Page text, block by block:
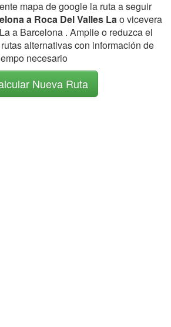
mapa de google la ruta a seguir
a Roca Del Valles Lao vicevera
a Barcelona . Amplie o reduzca el
alternativas con información de
necesario
Nueva Ruta